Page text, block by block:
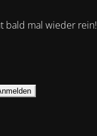
bald mal wieder rein!